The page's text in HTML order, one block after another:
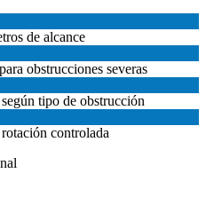
de alcance
obstrucciones severas
tipo de obstrucción
controlada